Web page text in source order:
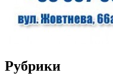
Рубрики